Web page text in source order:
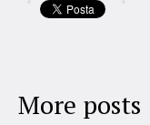
More posts